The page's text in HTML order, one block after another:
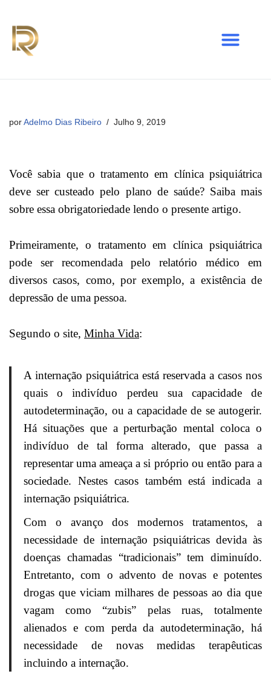
Avançar
para
por Adelmo Dias Ribeiro Julho 9, 2019
Você sabia que o tratamento em clínica psiquiátrica
deve ser custeado pelo plano de saúde? Saiba mais
sobre essa obrigatoriedade lendo o presente artigo.
Primeiramente, o tratamento em clínica psiquiátrica
pode ser recomendada pelo relatório médico em
diversos casos, como, por exemplo, a existência de
depressão de uma pessoa.
Segundo o site, Minha Vida:
A internação psiquiátrica está reservada a casos nos
quais o indivíduo perdeu sua capacidade de
autodeterminação, ou a capacidade de se autogerir.
Há situações que a perturbação mental coloca o
indivíduo de tal forma alterado, que passa a
representar uma ameaça a si próprio ou então para a
sociedade. Nestes casos também está indicada a
internação psiquiátrica.
Com o avanço dos modernos tratamentos, a
necessidade de internação psiquiátricas devida às
doenças chamadas “tradicionais” tem diminuído.
Entretanto, com o advento de novas e potentes
drogas que viciam milhares de pessoas ao dia que
vagam como “zubis” pelas ruas, totalmente
alienados e com perda da autodeterminação, há
necessidade de novas medidas terapêuticas
incluindo a internação.